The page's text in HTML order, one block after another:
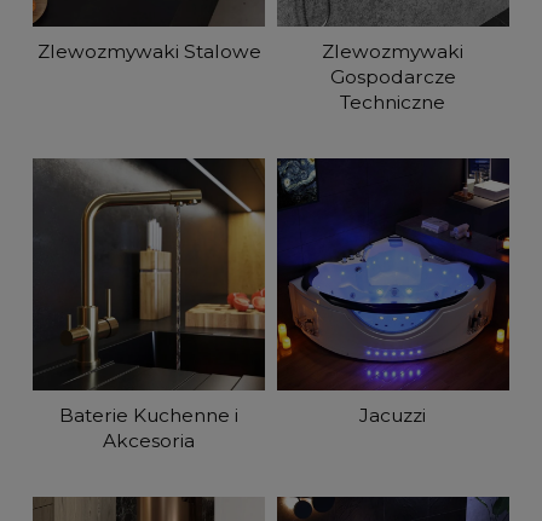
Zlewozmywaki Stalowe
Zlewozmywaki
Gospodarcze
Techniczne
Baterie Kuchenne i
Akcesoria
Jacuzzi